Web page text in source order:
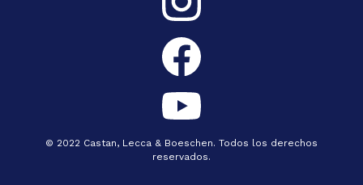
© 2022 Castan, Lecca & Boeschen. Todos los derechos
reservados.